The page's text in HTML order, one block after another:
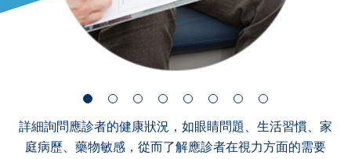
詳細詢問應診者的健康狀況，如眼睛問題、生活習慣、家
庭病歷、藥物敏感，從而了解應診者在視力方面的需要